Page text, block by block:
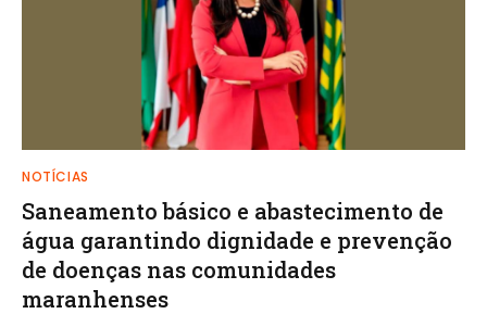
NOTÍCIAS
Saneamento básico e abastecimento de
água garantindo dignidade e prevenção
de doenças nas comunidades
maranhenses